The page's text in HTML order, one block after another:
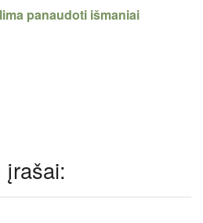
panaudoti išmaniai
įrašai: